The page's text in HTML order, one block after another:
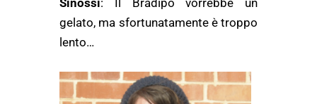
Sinossi: Il Bradipo vorrebbe un
gelato, ma sfortunatamente è troppo
lento…